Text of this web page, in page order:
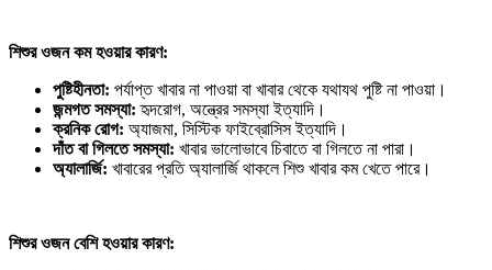
শিশুরওজনকমহওয়ারকারণ:
পুষ্টিহীনতা: পর্যাপ্ত খাবার না পাওয়া বা খাবার থেকে যথাযথ পুষ্টি না পাওয়া।
জন্মগতসমস্যা: হৃদরোগ, অন্ত্রের সমস্যা ইত্যাদি।
ক্রনিকরোগ: অ্যাজমা, সিস্টিক ফাইব্রোসিস ইত্যাদি।
দাঁতবাগিলতেসমস্যা: খাবার ভালোভাবে চিবাতে বা গিলতে না পারা।
অ্যালার্জি: খাবারের প্রতি অ্যালার্জি থাকলে শিশু খাবার কম খেতে পারে।
শিশুরওজনবেশিহওয়ারকারণ: